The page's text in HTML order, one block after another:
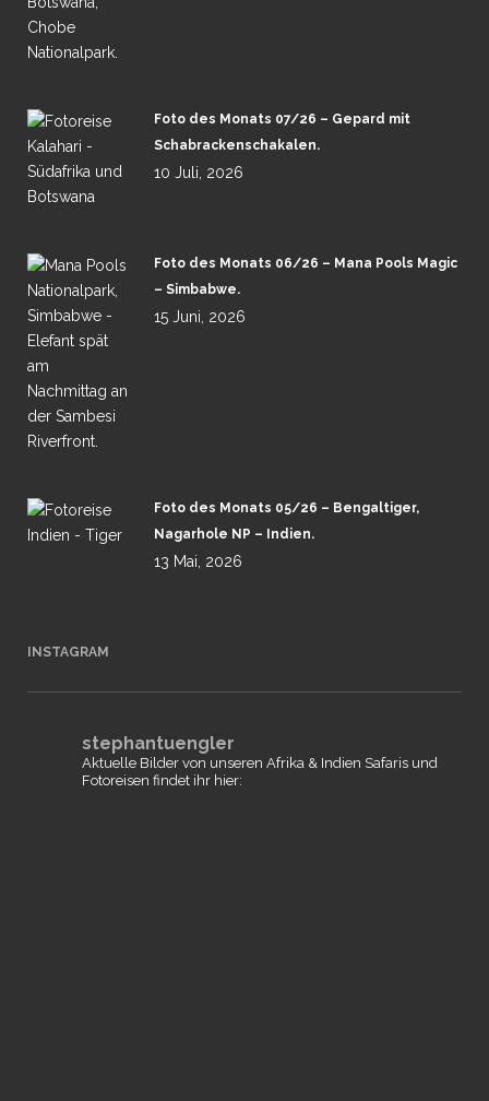
Foto des Monats 07/26 – Gepard mit
Schabrackenschakalen.
10 Juli, 2026
Foto des Monats 06/26 – Mana Pools Magic
– Simbabwe.
15 Juni, 2026
Foto des Monats 05/26 – Bengaltiger,
Nagarhole NP – Indien.
13 Mai, 2026
INSTAGRAM
stephantuengler
Aktuelle Bilder von unseren Afrika & Indien Safaris und
Fotoreisen findet ihr hier: